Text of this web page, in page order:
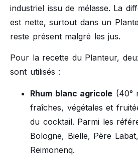
industriel issu de mélasse. La
est nette, surtout dans un
reste présent malgré les jus.
Pour la recette du Planteur,
sont utilisés :
Rhum blanc agricole (40°
fraîches, végétales et
du cocktail. Parmi les
Bologne, Bielle, Père
Reimonenq.